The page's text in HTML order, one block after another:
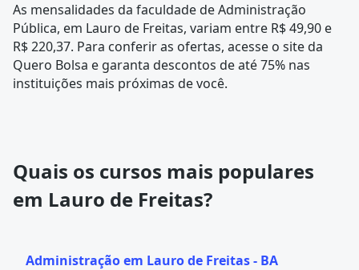
As mensalidades da faculdade de Administração
Pública, em Lauro de Freitas, variam entre R$ 49,90 e
R$ 220,37. Para conferir as ofertas, acesse o site da
Quero Bolsa e garanta descontos de até 75% nas
instituições mais próximas de você.
Quais os cursos mais populares
em Lauro de Freitas?
Administração em Lauro de Freitas - BA